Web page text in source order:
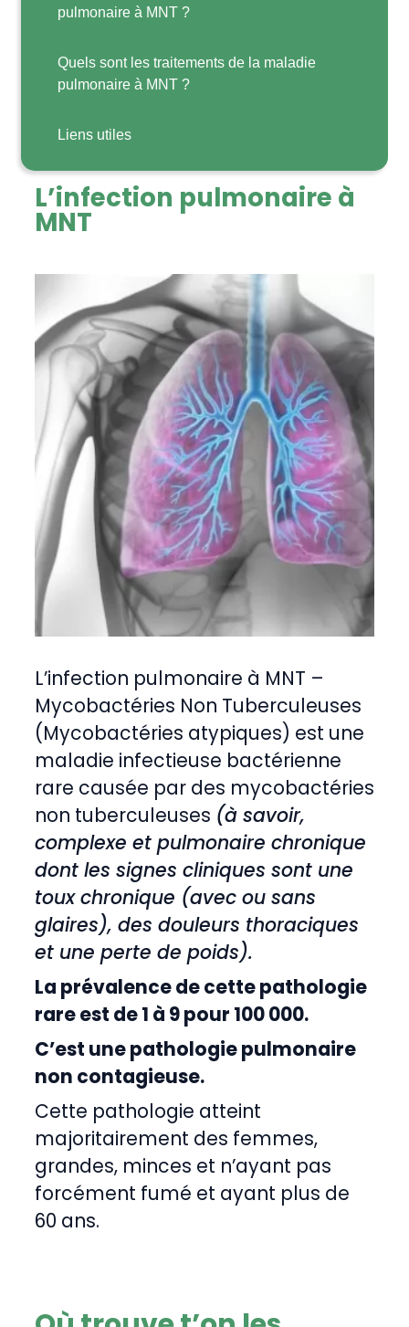
pulmonaire à MNT ?
Quels sont les traitements de la maladie
pulmonaire à MNT ?
Liens utiles
L’infection pulmonaire à
MNT
L’infection pulmonaire à MNT –
Mycobactéries Non Tuberculeuses
(Mycobactéries atypiques) est une
maladie infectieuse bactérienne
rare causée par des mycobactéries
non tuberculeuses (à savoir,
complexe et pulmonaire chronique
dont les signes cliniques sont une
toux chronique (avec ou sans
glaires), des douleurs thoraciques
et une perte de poids).
La prévalence de cette pathologie
rare est de 1 à 9 pour 100 000.
C’est une pathologie pulmonaire
non contagieuse.
Cette pathologie atteint
majoritairement des femmes,
grandes, minces et n’ayant pas
forcément fumé et ayant plus de
60 ans.